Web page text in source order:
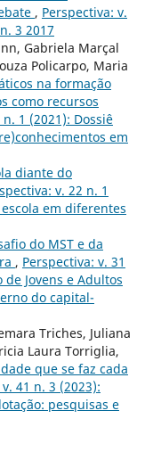
, Perspectiva: v.
3 2017
Gabriela Marçal
Policarpo, Maria
na formação
como recursos
1 (2021): Dossiê
em
diante do
v. 22 n. 1
em diferentes
do MST e da
, Perspectiva: v. 31
Jovens e Adultos
do capital-
Triches, Juliana
Laura Torriglia,
que se faz cada
41 n. 3 (2023):
pesquisas e